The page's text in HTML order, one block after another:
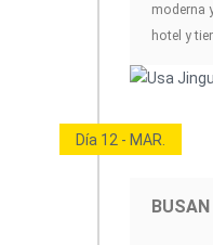
moderna
hotel y
Día 12 - MAR.
BUSAN